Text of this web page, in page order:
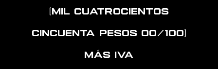
(Mil cuatrocientos
cincuenta pesos 00/100)
más IVA